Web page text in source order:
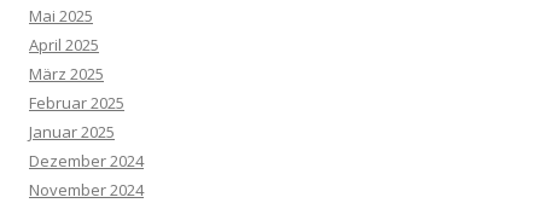
Mai 2025
April 2025
März 2025
Februar 2025
Januar 2025
Dezember 2024
November 2024